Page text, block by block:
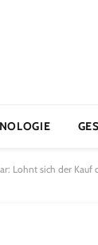
Lohnt sich der Kauf